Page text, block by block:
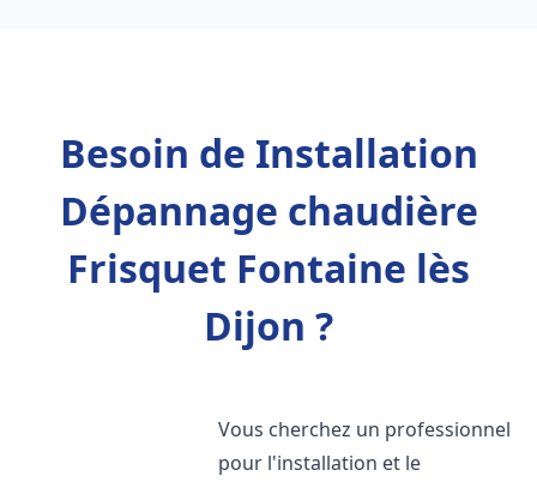
Besoin de Installation
Dépannage chaudière
Frisquet Fontaine lès
Dijon ?
Vous cherchez un professionnel
pour l'installation et le